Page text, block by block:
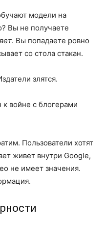
модели на
Вы не получаете
. Вы попадаете ровно
со стола стакан.
злятся.
к войне с блогерами
Пользователи хотят
живет внутри Google,
не имеет значения.